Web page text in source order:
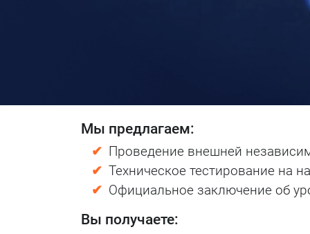
Мы предлагаем:
Проведение внешней
Техническое тестирование на
Официальное заключение об
Вы получаете: